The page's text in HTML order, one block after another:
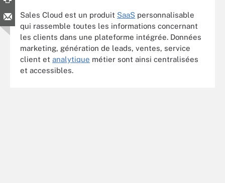
Sales Cloud est un produit SaaS personnalisable
qui rassemble toutes les informations concernant
les clients dans une plateforme intégrée. Données
marketing, génération de leads, ventes, service
client et analytique métier sont ainsi centralisées
et accessibles.